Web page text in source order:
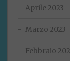
Aprile 2023
Marzo 2023
Febbraio